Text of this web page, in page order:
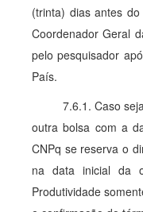
(trinta) dias antes
Coordenador Geral
pelo pesquisador
País.
7.6.1. Caso seja
outra bolsa com a
CNPq se reserva o
na data inicial da
Produtividade